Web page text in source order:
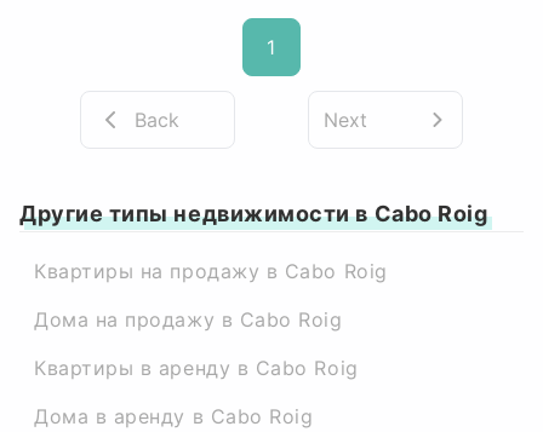
1
Back Next
Другие типы недвижимости в Cabo Roig
Квартиры на продажу в Cabo Roig
Дома на продажу в Cabo Roig
Квартиры в аренду в Cabo Roig
Дома в аренду в Cabo Roig